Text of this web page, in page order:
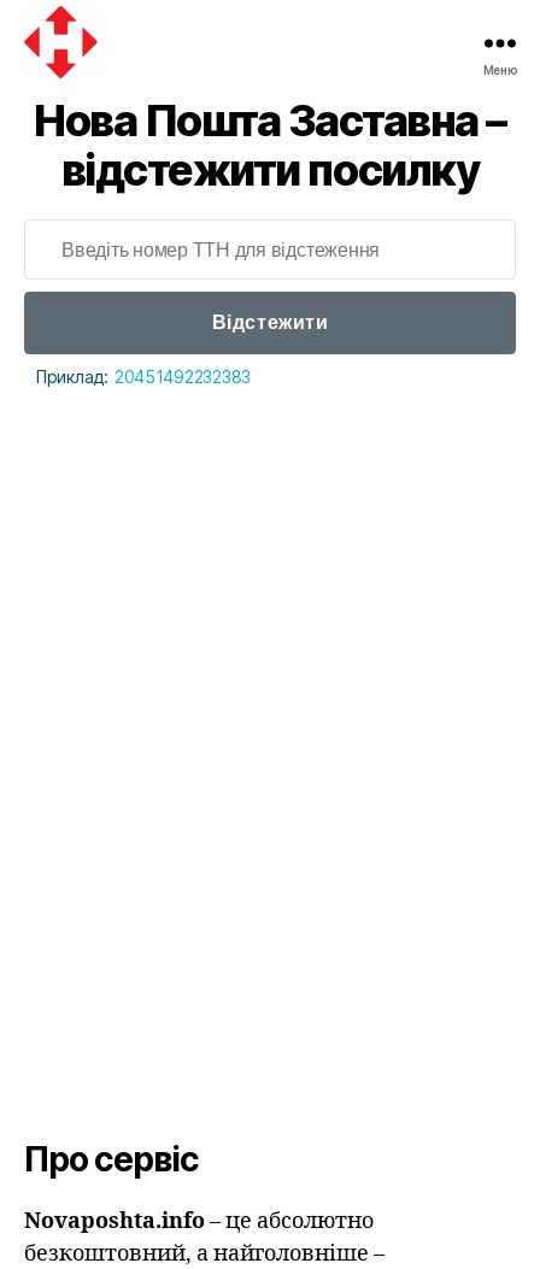
Меню
Нова Пошта Заставна –
відстежити посилку
Відстежити
Приклад: 20451492232383
Про сервіс
Novaposhta.info– це абсолютно
безкоштовний, а найголовніше –